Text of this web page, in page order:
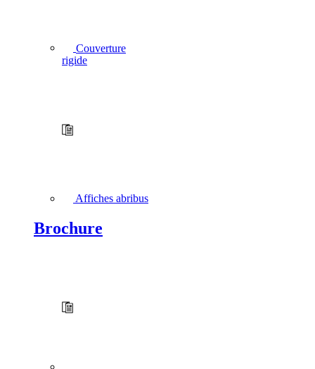
Couverture
rigide
Affiches abribus
Brochure